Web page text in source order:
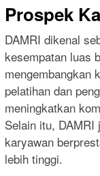
Prospek
DAMRI dikenal
kesempatan luas
mengembangkan
pelatihan dan
meningkatkan
Selain itu, DAMRI
karyawan
lebih tinggi.